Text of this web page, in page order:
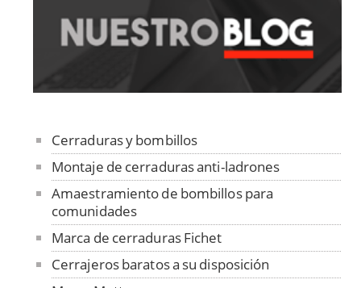
Cerraduras y bombillos
Montaje de cerraduras anti-ladrones
Amaestramiento de bombillos para
comunidades
Marca de cerraduras Fichet
Cerrajeros baratos a su disposición